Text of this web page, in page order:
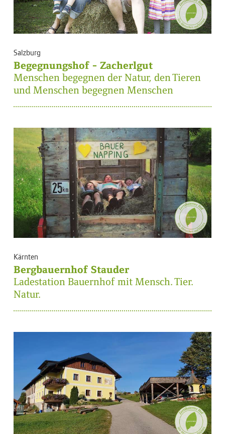
Salzburg
Begegnungshof - Zacherlgut
Menschen begegnen der Natur, den Tieren
und Menschen begegnen Menschen
Kärnten
Bergbauernhof Stauder
Ladestation Bauernhof mit Mensch. Tier.
Natur.